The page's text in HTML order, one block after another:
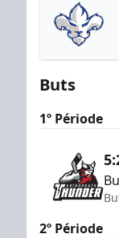
Buts
1º Période
2º Période